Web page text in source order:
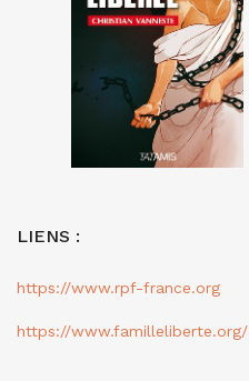
LIENS :
https://www.rpf-france.org
https://www.familleliberte.org/